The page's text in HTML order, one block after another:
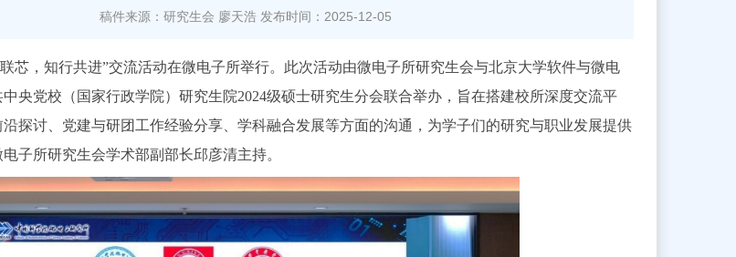
稿件来源：研究生会 廖天浩 发布时间：2025-12-05
芯，知行共进”交流活动在微电子所举行。此次活动由微电子所研究生会与北京大学软件与微电
央党校（国家行政学院）研究生院2024级硕士研究生分会联合举办，旨在搭建校所深度交流平
探讨、党建与研团工作经验分享、学科融合发展等方面的沟通，为学子们的研究与职业发展提供
子所研究生会学术部副部长邱彦清主持。